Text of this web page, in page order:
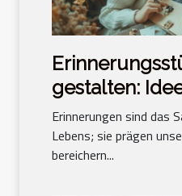
gestalten:
Bewahren
Erinnerungen sind das
Lebens; sie prägen
bereichern...